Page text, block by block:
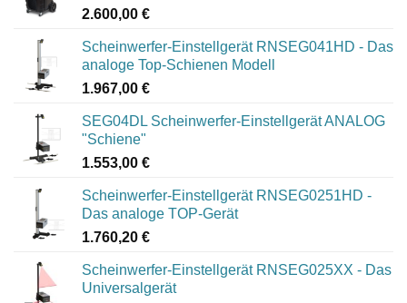
2.600,00 €
Scheinwerfer-Einstellgerät RNSEG041HD - Das
analoge Top-Schienen Modell
1.967,00 €
SEG04DL Scheinwerfer-Einstellgerät ANALOG
"Schiene"
1.553,00 €
Scheinwerfer-Einstellgerät RNSEG0251HD -
Das analoge TOP-Gerät
1.760,20 €
Scheinwerfer-Einstellgerät RNSEG025XX - Das
Universalgerät